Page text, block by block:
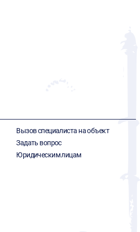
Вызов специалиста на объект
Задать вопрос
Юридическим лицам